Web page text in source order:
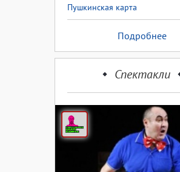
Пушкинская карта
Подробнее
Спектакли